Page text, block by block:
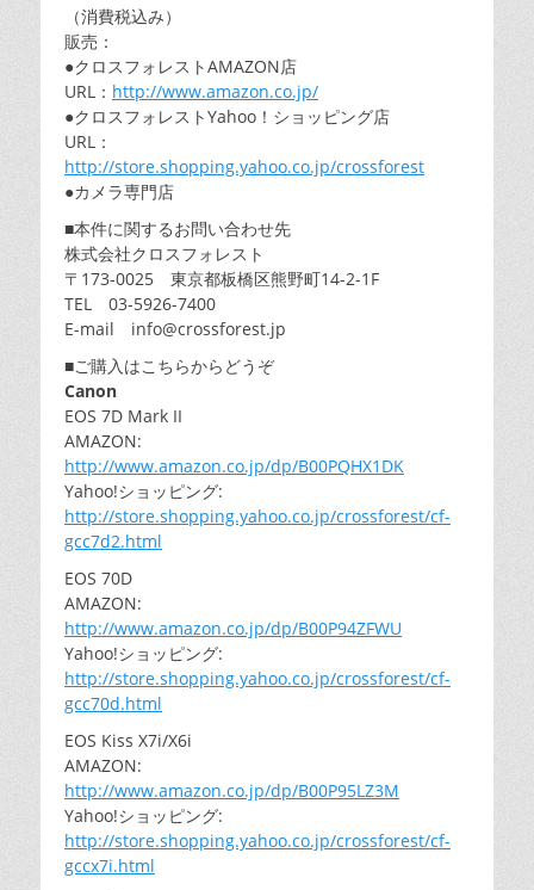
（消費税込み）
販売：
●クロスフォレストAMAZON店
URL： http://www.amazon.co.jp/
●クロスフォレストYahoo！ショッピング店
URL：
http://store.shopping.yahoo.co.jp/crossforest
●カメラ専門店
■本件に関するお問い合わせ先
株式会社クロスフォレスト
〒173-0025 東京都板橋区熊野町14-2-1F
TEL 03-5926-7400
E-mail info@crossforest.jp
■ご購入はこちらからどうぞ
Canon
EOS 7D Mark II
AMAZON:
http://www.amazon.co.jp/dp/B00PQHX1DK
Yahoo!ショッピング:
http://store.shopping.yahoo.co.jp/crossforest/cf-
gcc7d2.html
EOS 70D
AMAZON:
http://www.amazon.co.jp/dp/B00P94ZFWU
Yahoo!ショッピング:
http://store.shopping.yahoo.co.jp/crossforest/cf-
gcc70d.html
EOS Kiss X7i/X6i
AMAZON:
http://www.amazon.co.jp/dp/B00P95LZ3M
Yahoo!ショッピング:
http://store.shopping.yahoo.co.jp/crossforest/cf-
gccx7i.html